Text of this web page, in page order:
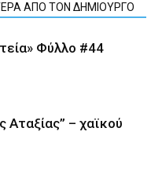
ΑΠΟ ΤΟΝ ΔΗΜΙΟΥΡΓΟ
Φύλλο #44
Αταξίας” – χαϊκού